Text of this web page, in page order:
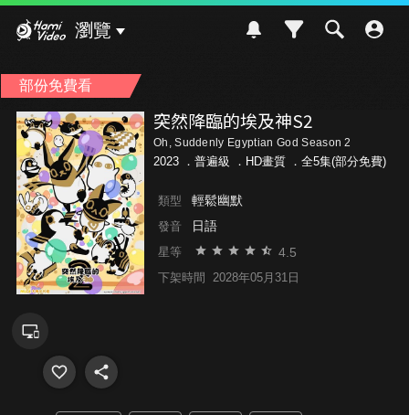
瀏覽
部份免費看
突然降臨的埃及神S2
Oh, Suddenly Egyptian God Season 2
2023 ． 普遍級 ．HD畫質 ．全5集(部分免費)
類型 輕鬆幽默
發音 日語
星等 4.5
下架時間 2028年05月31日